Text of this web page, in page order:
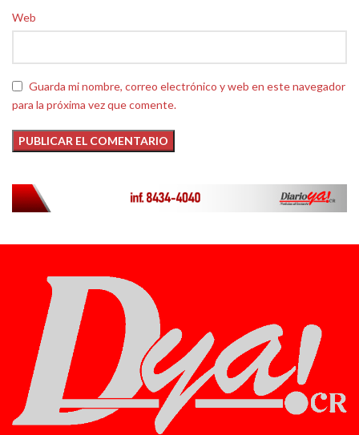
Web
Guarda mi nombre, correo electrónico y web en este navegador
para la próxima vez que comente.